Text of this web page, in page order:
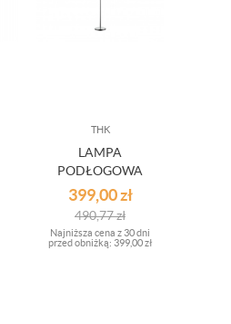
THK
LAMPA
PODŁOGOWA
ZOJA 2 KOLORY
399,00zł
490,77zł
Najniższa cena z 30 dni
przed obniżką: 399,00 zł